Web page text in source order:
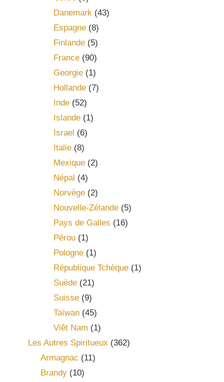
Danemark(43)
Espagne(8)
Finlande(5)
France(90)
Georgie(1)
Hollande(7)
Inde(52)
Islande(1)
Israel (6)
Italie(8)
Mexique(2)
Népal (4)
Norvège(2)
Nouvelle-Zélande(5)
Pays de Galles (16)
Pérou(1)
Pologne(1)
République Tchèque(1)
Suède(21)
Suisse(9)
Taïwan(45)
Viêt Nam (1)
Les Autres Spiritueux (362)
Armagnac (11)
Brandy (10)